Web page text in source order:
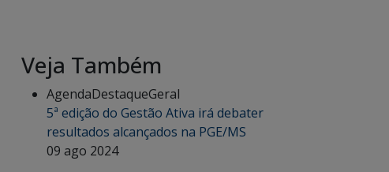
Veja Também
AgendaDestaqueGeral
5ª edição do Gestão Ativa irá debater
resultados alcançados na PGE/MS
09 ago 2024